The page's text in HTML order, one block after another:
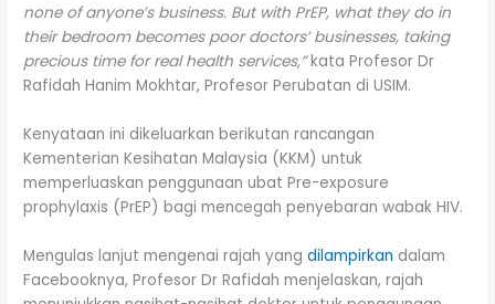
none of anyone’s business. But with PrEP, what they do in
their bedroom becomes poor doctors’ businesses, taking
precious time for real health services,”kata Profesor Dr
Rafidah Hanim Mokhtar, Profesor Perubatan di USIM.
Kenyataan ini dikeluarkan berikutan rancangan
Kementerian Kesihatan Malaysia (KKM) untuk
memperluaskan penggunaan ubat Pre-exposure
prophylaxis (PrEP) bagi mencegah penyebaran wabak HIV.
Mengulas lanjut mengenai rajah yangdilampirkan dalam
Facebooknya, Profesor Dr Rafidah menjelaskan, rajah